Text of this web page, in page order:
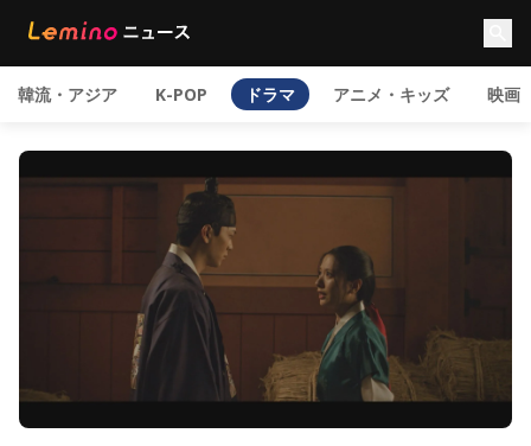
韓流・アジア K-POP ドラマ アニメ・キッズ 映画